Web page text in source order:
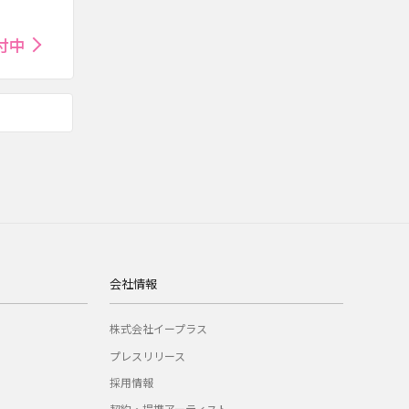
中
会社情報
株式会社イープラス
プレスリリース
採用情報